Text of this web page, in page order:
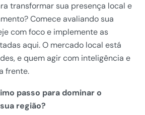
transformar sua presença local e
Comece avaliando sua
com foco e implemente as
aqui. O mercado local está
e quem agir com inteligência e
frente.
passo para dominar o
região?